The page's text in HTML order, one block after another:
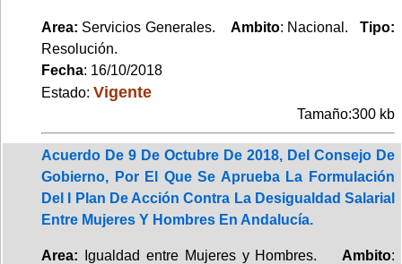
Area: Servicios Generales. Ambito: Nacional.Tipo:
Resolución.
Fecha: 16/10/2018
Estado: Vigente
Tamaño:300 kb
Acuerdo De 9 De Octubre De 2018, Del Consejo De
Gobierno, Por El Que Se Aprueba La Formulación
Del I Plan De Acción Contra La Desigualdad Salarial
Entre Mujeres Y Hombres En Andalucía.
Area: Igualdad entre Mujeres y Hombres. Ambito: